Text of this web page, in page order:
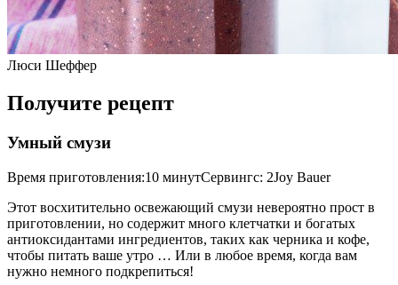
Люси Шеффер
Получите рецепт
Умный смузи
Время приготовления:10 минутСервингс: 2Joy Bauer
Этот восхитительно освежающий смузи невероятно прост в
приготовлении, но содержит много клетчатки и богатых
антиоксидантами ингредиентов, таких как черника и кофе,
чтобы питать ваше утро … Или в любое время, когда вам
нужно немного подкрепиться!